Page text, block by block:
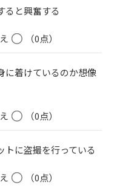
ると興奮する
（0点）
に着けているのか想像
（0点）
トに盗撮を行っている
（0点）